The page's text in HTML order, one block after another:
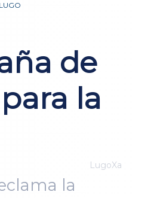
de
la
LugoXa
la